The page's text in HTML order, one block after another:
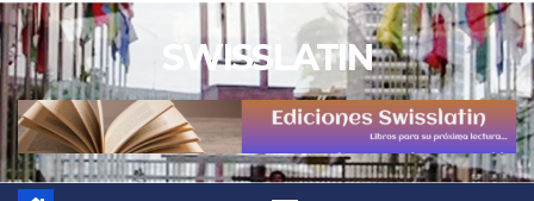
Saltar
al
contenido
SWISSLATIN